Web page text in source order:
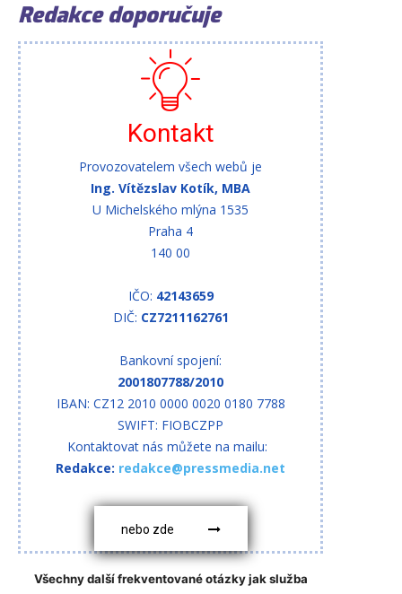
Redakce doporučuje
Kontakt
Provozovatelem všech webů je
Ing. Vítězslav Kotík, MBA
U Michelského mlýna 1535
Praha 4
140 00
IČO: 42143659
DIČ: CZ7211162761
Bankovní spojení:
2001807788/2010
IBAN: CZ12 2010 0000 0020 0180 7788
SWIFT: FIOBCZPP
Kontaktovat nás můžete na mailu:
Redakce: redakce@pressmedia.net
nebo zde
Všechny další frekventované otázky jak služba